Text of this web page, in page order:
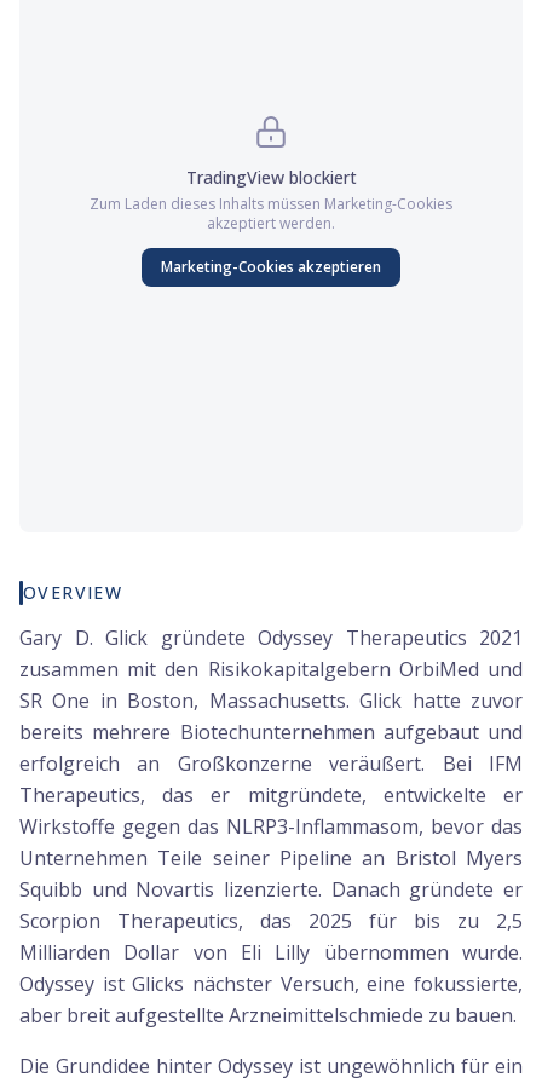
TradingViewblockiert
Zum Laden dieses Inhalts müssen Marketing-Cookies
akzeptiert werden.
Marketing-Cookies akzeptieren
OVERVIEW
Gary D. Glick gründete Odyssey Therapeutics 2021
zusammen mit den Risikokapitalgebern OrbiMed und
SR One in Boston, Massachusetts. Glick hatte zuvor
bereits mehrere Biotechunternehmen aufgebaut und
erfolgreich an Großkonzerne veräußert. Bei IFM
Therapeutics, das er mitgründete, entwickelte er
Wirkstoffe gegen das NLRP3-Inflammasom, bevor das
Unternehmen Teile seiner Pipeline an Bristol Myers
Squibb und Novartis lizenzierte. Danach gründete er
Scorpion Therapeutics, das 2025 für bis zu 2,5
Milliarden Dollar von Eli Lilly übernommen wurde.
Odyssey ist Glicks nächster Versuch, eine fokussierte,
aber breit aufgestellte Arzneimittelschmiede zu bauen.
Die Grundidee hinter Odyssey ist ungewöhnlich für ein